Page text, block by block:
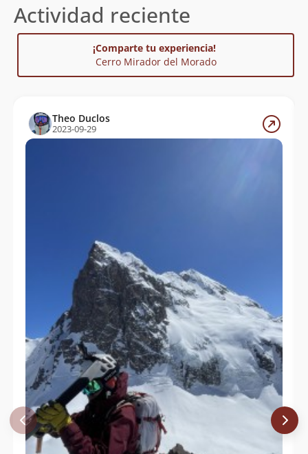
Actividad reciente
¡Comparte tu experiencia!
Cerro Mirador del Morado
Theo Duclos
2023-09-29